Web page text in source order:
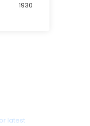
1930
latest